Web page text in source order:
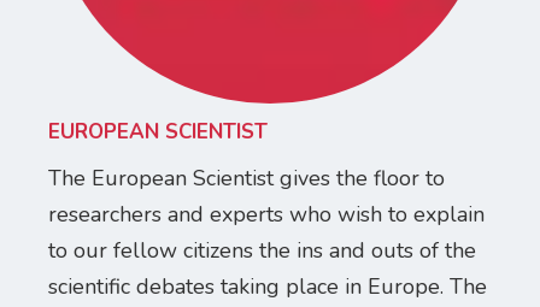
EUROPEAN SCIENTIST
The European Scientist gives the floor to
researchers and experts who wish to explain
to our fellow citizens the ins and outs of the
scientific debates taking place in Europe. The